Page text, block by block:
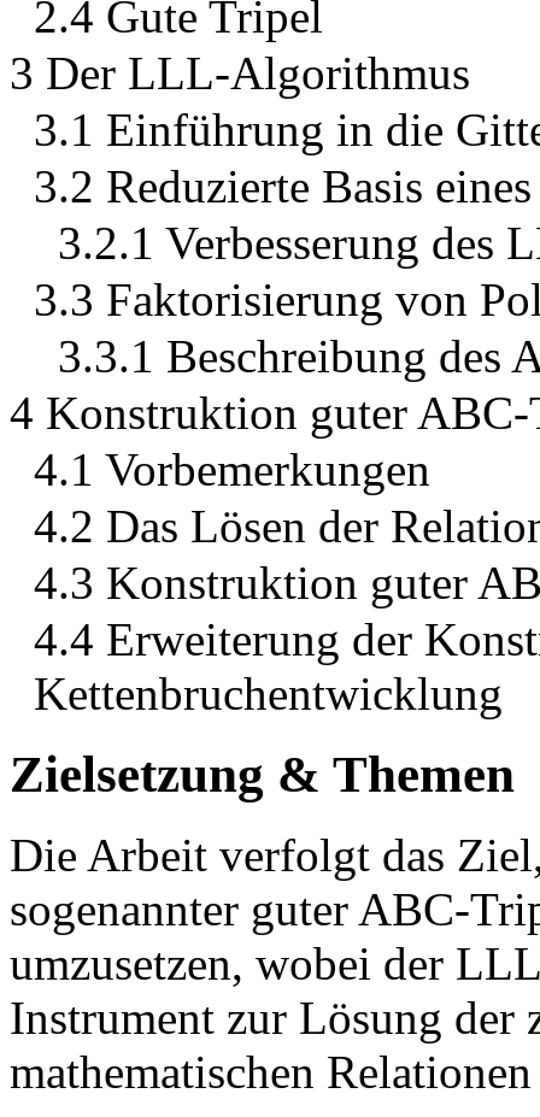
2.4 Gute Tripel
3 Der LLL-Algorithmus
3.1 Einführung in die
3.2 Reduzierte Basis
3.2.1 Verbesserung des
3.3 Faktorisierung von
3.3.1 Beschreibung des
4 Konstruktion guter
4.1 Vorbemerkungen
4.2 Das Lösen der
4.3 Konstruktion guter
4.4 Erweiterung der
Kettenbruchentwicklung
Zielsetzung & Themen
Die Arbeit verfolgt das
sogenannter guter ABC-
umzusetzen, wobei der
Instrument zur Lösung der
mathematischen